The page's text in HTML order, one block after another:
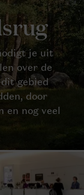
je uit
over de
gebied
door
en nog veel